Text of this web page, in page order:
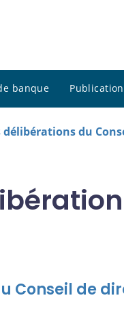
banque
délibérations du
Conseil de